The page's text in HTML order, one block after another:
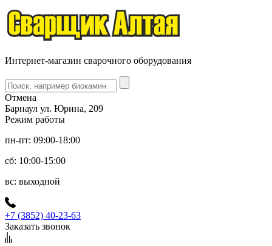
Интернет-магазин сварочного оборудования
Отмена
Барнаул ул. Юрина, 209
Режим работы
пн-пт: 09:00-18:00
сб: 10:00-15:00
вс: выходной
+7 (3852) 40-23-63
Заказать звонок